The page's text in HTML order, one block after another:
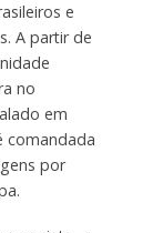
e
A partir de
no
em
comandada
por